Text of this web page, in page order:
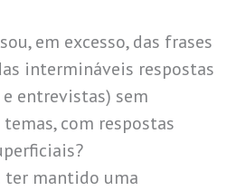
em excesso, das frases
intermináveis respostas
entrevistas) sem
com respostas
ter mantido uma